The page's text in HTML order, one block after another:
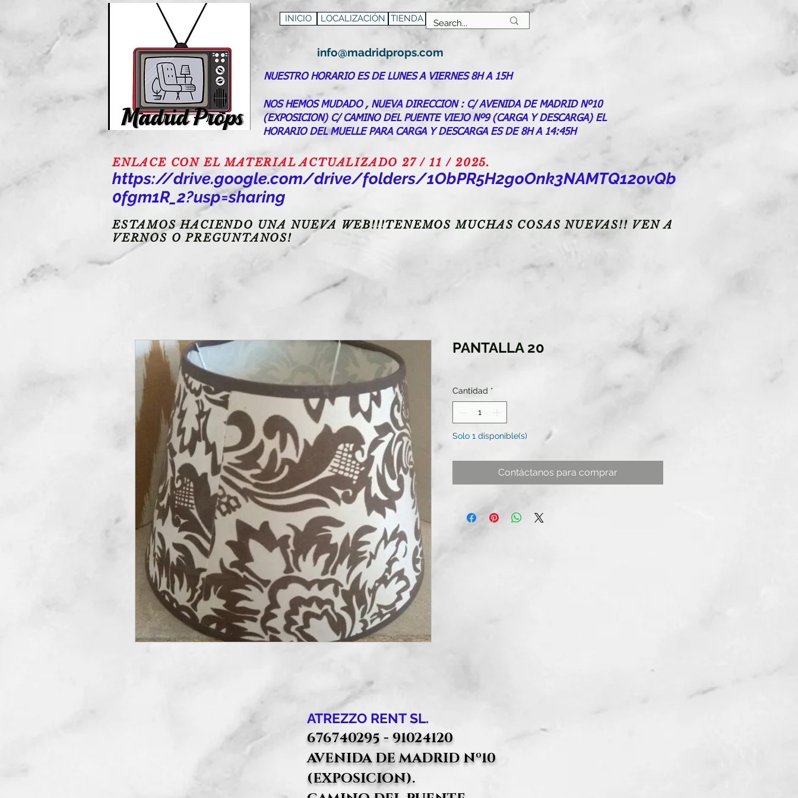
INICIO LOCALIZACIÓN TIENDA
info@madridprops.com
NUESTRO HORARIO ES DE LUNES A VIERNES 8H A 15H
NOS HEMOS MUDADO , NUEVA DIRECCION : C/ AVENIDA DE MADRID Nº10
(EXPOSICION) C/ CAMINO DEL PUENTE VIEJO Nº9 (CARGA Y DESCARGA) EL
HORARIO DEL MUELLE PARA CARGA Y DESCARGA ES DE 8H A 14:45H
ENLACE CON EL MATERIAL ACTUALIZADO 27 / 11 / 2025.
https://drive.google.com/drive/folders/1ObPR5H2goOnk3NAMTQ12ovQb
0fgm1R_2?usp=sharing
ESTAMOS HACIENDO UNA NUEVA WEB!!!TENEMOS MUCHAS COSAS NUEVAS!! VEN A
VERNOS O PREGUNTANOS!
PANTALLA 20
Cantidad *
Solo 1 disponible(s)
Contáctanos para comprar
ATREZZO RENT SL.
676740295 - 91024120
AVENIDA DE MADRID Nº10
(EXPOSICION).